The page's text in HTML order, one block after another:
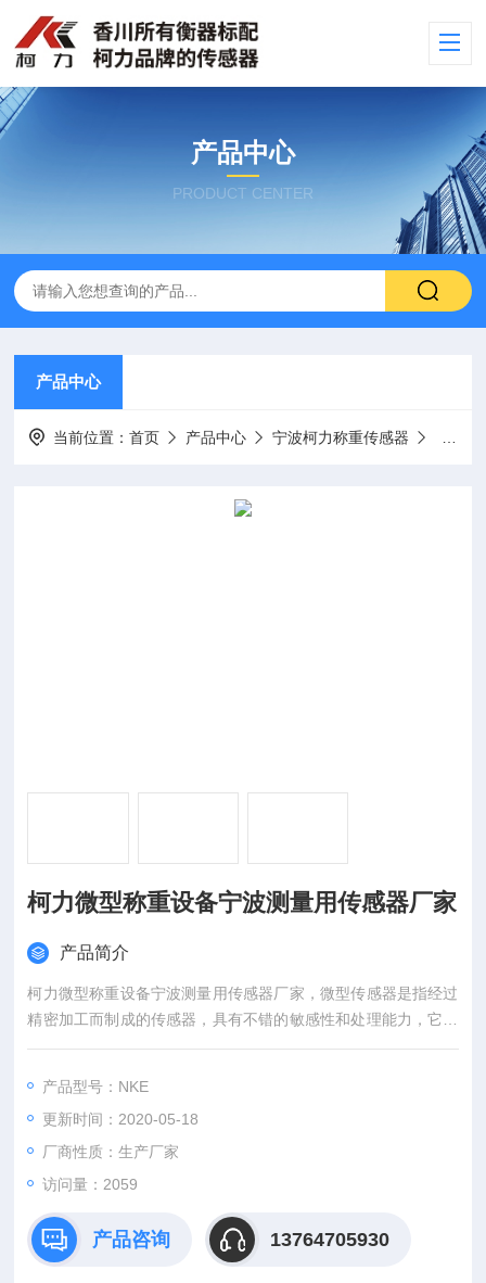
产品中心
PRODUCT CENTER
产品中心
当前位置：首页 产品中心 宁波柯力称重传感器
柯力微型称重设备宁波测量用传感器厂家
产品简介
柯力微型称重设备宁波测量用传感器厂家，微型传感器是指经过
精密加工而制成的传感器，具有不错的敏感性和处理能力，它能
够在芯片上面行车比较强的集成行的传感器，在使用的时候能够
产品型号：NKE
更新时间：2020-05-18
厂商性质：生产厂家
访问量：2059
产品咨询 13764705930